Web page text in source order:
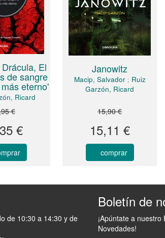
El
de sangre
eterno'
Ricard
€
€
Janowitz
Macip, Salvador; Ruiz
Garzón, Ricard
15,90 €
15,11 €
comprar
de 10:30 a 14:30 y de
Boletín de
¡Apúntate a nuestro
Novedades!